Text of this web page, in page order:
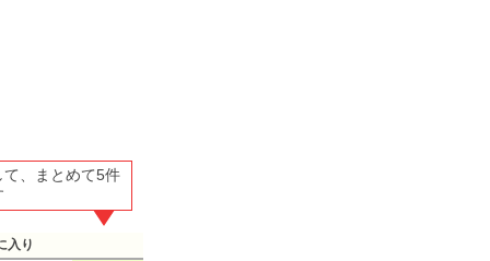
、まとめて5件
入り